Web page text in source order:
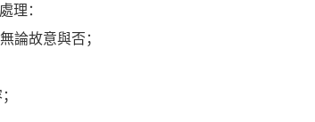
理：
論故意與否；